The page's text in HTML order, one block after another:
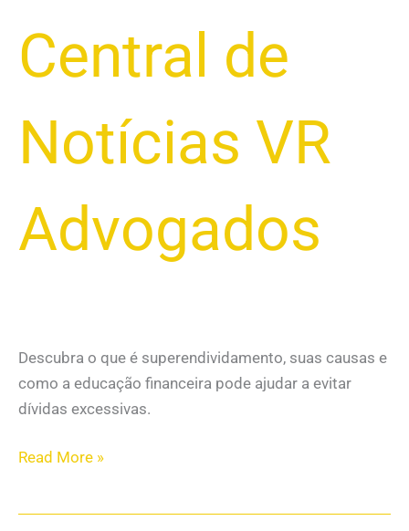
Central de
Notícias VR
Advogados
Descubra o que é superendividamento, suas causas e
como a educação financeira pode ajudar a evitar
dívidas excessivas.
Read More »